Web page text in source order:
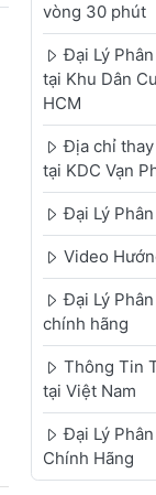
vòng 30 phút
Đại Lý
tại Khu Dân
HCM
Địa chỉ thay
tại KDC Vạn
Đại Lý
Video
Đại Lý
chính hãng
Thông Tin
tại Việt Nam
Đại Lý
Chính Hãng